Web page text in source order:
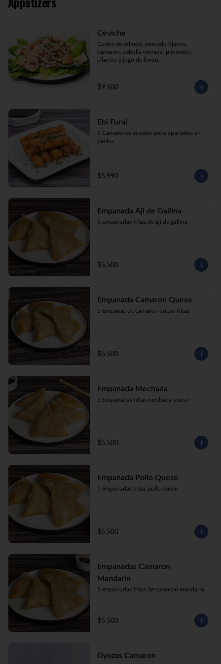
Katsu Roll (10) Pollo, queso crema,
cebollín, apanado en panko.
Ceviche
Cortes de salmón, pescado blanco,
camarón, cebolla morada, pimentón,
cilantro y jugo de limón.
$9.500
Ebi Furai
5 Camarones ecuatorianos apanados en
panko.
$5.990
Empanada Aji de Gallina
5 empanadas fritas de aji de gallina
$5.500
Empanada Camaron Queso
5 Empanas de camaron queso fritas
$5.500
Empanada Mechada
5 Empanadas fritas mechada queso
$5.500
Empanada Pollo Queso
5 empanadas fritas pollo queso
$5.500
Empanadas Camaron
Mandarin
5 empanadas fritas de camaron mandarin
$5.500
Gyozas Camaron